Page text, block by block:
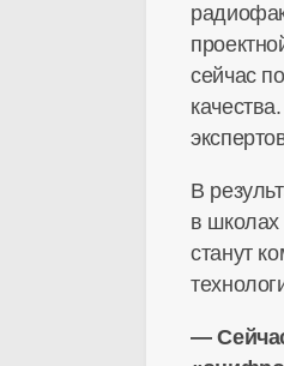
сейчас
В
в школах
станут
—